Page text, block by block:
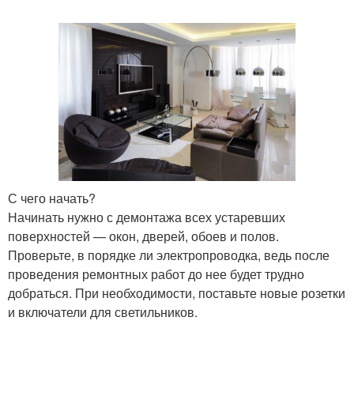
С чего начать?
Начинать нужно с демонтажа всех устаревших
поверхностей — окон, дверей, обоев и полов.
Проверьте, в порядке ли электропроводка, ведь после
проведения ремонтных работ до нее будет трудно
добраться. При необходимости, поставьте новые розетки
и включатели для светильников.